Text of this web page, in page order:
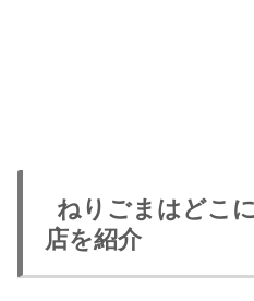
ねりごまはどこ
店を紹介